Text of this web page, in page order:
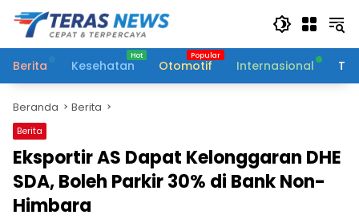
Langsung
konten
Berita
Kesehatan Otomotif Internasional
Beranda Berita
Berita
Eksportir AS Dapat Kelonggaran DHE
SDA, Boleh Parkir 30% di Bank Non-
Himbara